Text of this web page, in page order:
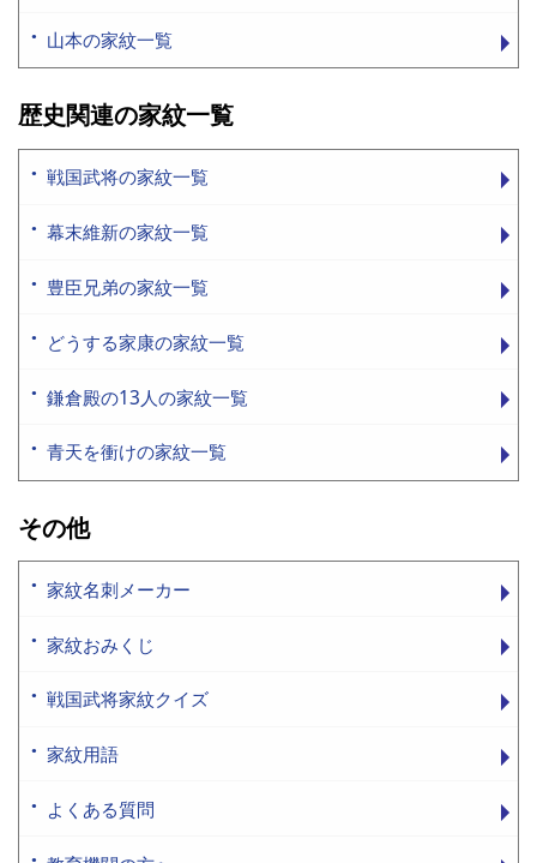
山本の家紋一覧
歴史関連の家紋一覧
戦国武将の家紋一覧
幕末維新の家紋一覧
豊臣兄弟の家紋一覧
どうする家康の家紋一覧
鎌倉殿の13人の家紋一覧
青天を衝けの家紋一覧
その他
家紋名刺メーカー
家紋おみくじ
戦国武将家紋クイズ
家紋用語
よくある質問